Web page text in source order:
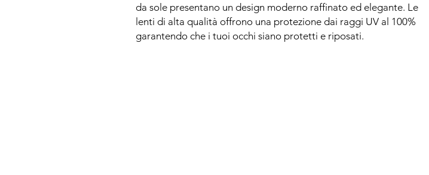
da sole presentano un design moderno raffinato ed elegante. Le
lenti di alta qualità offrono una protezione dai raggi UV al 100%
garantendo che i tuoi occhi siano protetti e riposati.